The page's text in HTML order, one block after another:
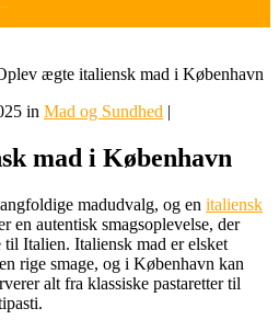
ægte italiensk mad i København
in Mad og Sundhed |
mad i København
madudvalg, og en italiensk
en autentisk smagsoplevelse, der
Italien. Italiensk mad er elsket
rige smage, og i København kan
alt fra klassiske pastaretter til